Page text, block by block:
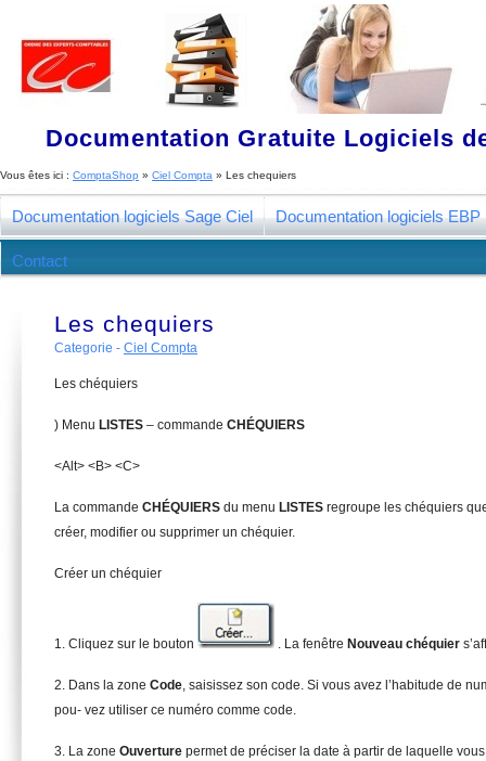
Documentation Gratuite Logiciels
Vous êtes ici : ComptaShop » Ciel Compta » Les chequiers
Documentation logiciels Sage Ciel Documentation logiciels EBP
Contact
Les chequiers
Categorie - Ciel Compta
Les chéquiers
) Menu L ISTES – commande CHÉQUIERS
<Alt> <B> <C>
La commande CHÉQUIERS du menu L STES regroupe les chéquiers
créer, modifier ou supprimer un chéquier.
Créer un chéquier
1. Cliquez sur le bouton . La fenêtre Nouveau chéquier
2. Dans la zone Code, saisissez son code. Si vous avez l’habitude de
pou- vez utiliser ce numéro comme code.
3. La zone Ouverture permet de préciser la date à partir de laquelle